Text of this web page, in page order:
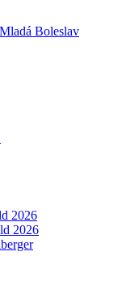
Boleslav
2026
2026